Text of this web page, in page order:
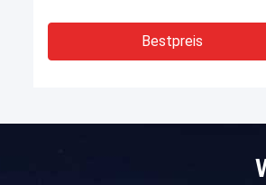
Bestpreis